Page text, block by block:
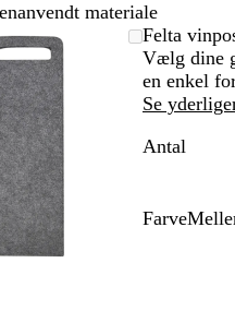
materiale
Zoombart
billede
Zoomet
til
minimum
Klik
for
at
udvide
Brug
tasterne
plus
og
minus
til
at
zoome
og
piletasterne
til
Felta
Vælg dine
en enkel
Se
Antal
Farve